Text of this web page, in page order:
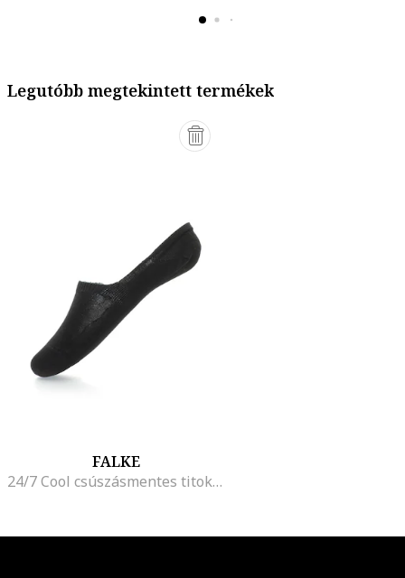
Legutóbb megtekintett termékek
FALKE
24/7 Cool csúszásmentes titokzokni, Fekete